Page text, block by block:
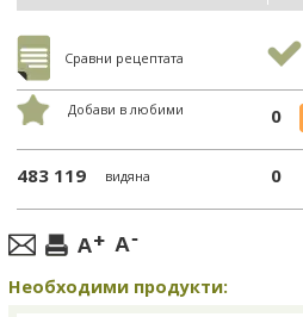
Сравни рецептата
Добави в любими 0
483 119 видяна 0
Необходими продукти: